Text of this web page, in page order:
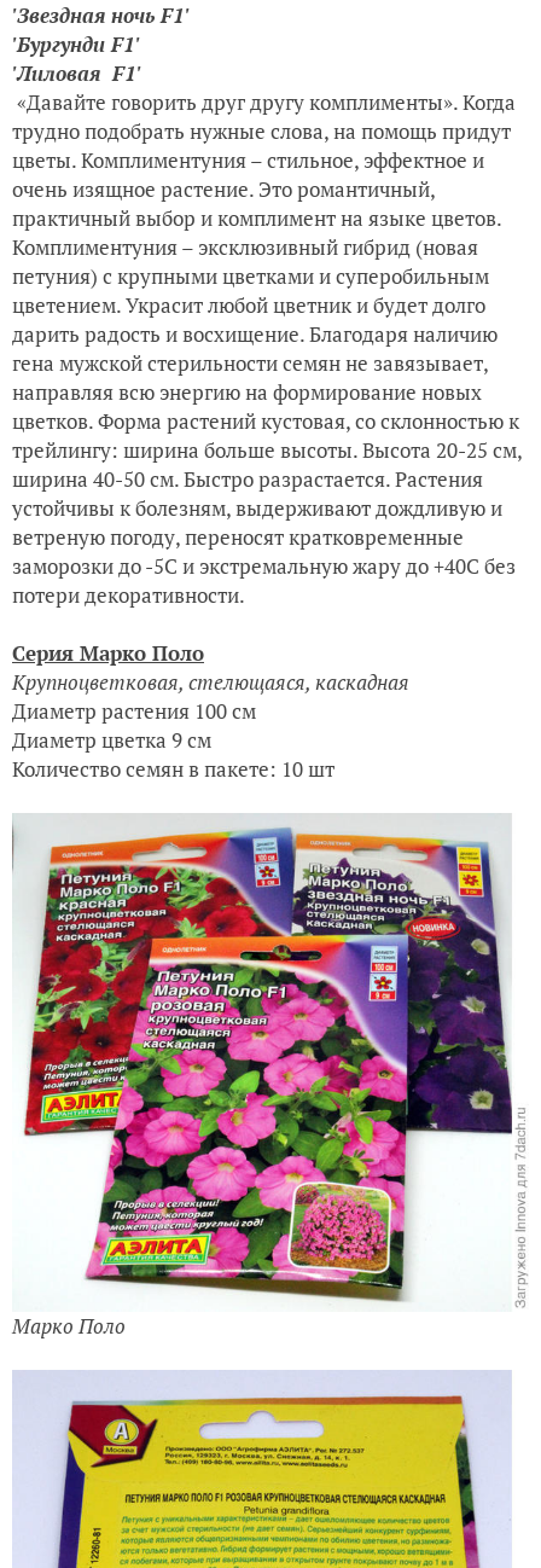
'Звездная ночь F1'
'Бургунди F1'
'Лиловая F1'
«Давайте говорить друг другу комплименты». Когда
трудно подобрать нужные слова, на помощь придут
цветы. Комплиментуния – стильное, эффектное и
очень изящное растение. Это романтичный,
практичный выбор и комплимент на языке цветов.
Комплиментуния – эксклюзивный гибрид (новая
петуния) с крупными цветками и суперобильным
цветением. Украсит любой цветник и будет долго
дарить радость и восхищение. Благодаря наличию
гена мужской стерильности семян не завязывает,
направляя всю энергию на формирование новых
цветков. Форма растений кустовая, со склонностью к
трейлингу: ширина больше высоты. Высота 20-25 см,
ширина 40-50 см. Быстро разрастается. Растения
устойчивы к болезням, выдерживают дождливую и
ветреную погоду, переносят кратковременные
заморозки до -5С и экстремальную жару до +40С без
потери декоративности.
Серия Марко Поло
Крупноцветковая, стелющаяся, каскадная
Диаметр растения 100 см
Диаметр цветка 9 см
Количество семян в пакете: 10 шт
Марко Поло